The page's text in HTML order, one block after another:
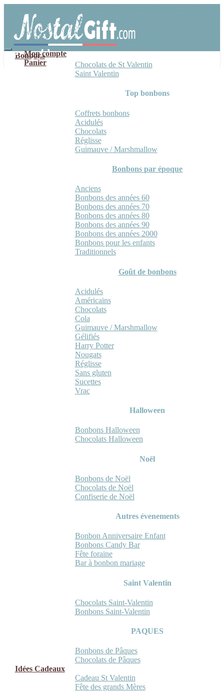
navigation
contenu
Mon compte
Panier
Bonbons
Chocolats de St Valentin
Saint Valentin
Top bonbons
Coffrets bonbons
Acidulés
Chocolats
Réglisse
Guimauve / Marshmallow
Bonbons par époque
Anciens
Bonbons des années 60
Bonbons des années 70
Bonbons des années 80
Bonbons des années 90
Bonbons des années 2000
Bonbons pour les enfants
Traditionnels
Goût de bonbons
Acidulés
Américains
Chocolats
Cola
Guimauve / Marshmallow
Gélifiés
Harry Potter
Nougats
Réglisse
Sans gluten
Sucettes
Vrac
Halloween
Bonbons Halloween
Chocolats Halloween
Noël
Bonbons de Noël
Chocolats de Noël
Confiserie de Noël
Autres évenements
Bonbon Anniversaire Enfant
Bonbons Candy Bar
Fête foraine
Bar à bonbon mariage
Saint Valentin
Chocolats Saint-Valentin
Bonbons Saint-Valentin
PAQUES
Bonbons de Pâques
Chocolats de Pâques
Idées Cadeaux
Cadeau St Valentin
Fête des grands Mères